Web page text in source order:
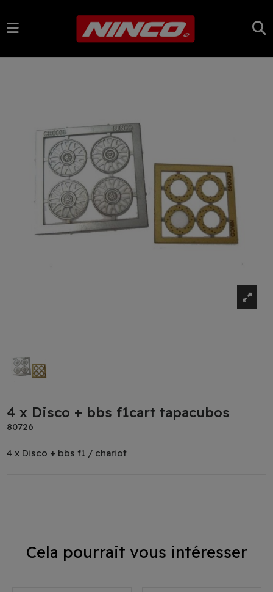
4 x Disco + bbs f1cart tapacubos
80726
4 x Disco + bbs f1 / chariot
Cela pourrait vous intéresser